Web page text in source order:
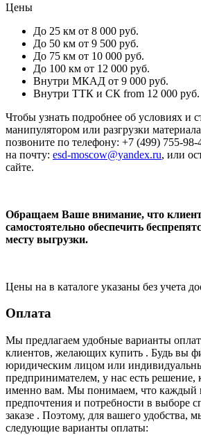
Цены
До 25 км от 8 000 руб.
До 50 км от 9 500 руб.
До 75 км от 10 000 руб.
До 100 км от 12 000 руб.
Внутри МКАД от 9 000 руб.
Внутри ТТК и СК from 12 000 руб.
Чтобы узнать подробнее об условиях и
манипулятором или разгрузки
позвоните по телефону: +7 (499) 755-98-
на почту: esd-moscow@yandex.ru, или
сайте.
Обращаем Ваше внимание, что
самостоятельно обеспечить
месту выгрузки.
Цены на в каталоге указаны без учета
Оплата
Мы предлагаем удобные варианты
клиентов, желающих купить . Будь вы
юридическим лицом или
предпринимателем, у нас есть решение,
именно вам. Мы понимаем, что каждый
предпочтения и потребности в выборе
заказе . Поэтому, для вашего удобства,
следующие варианты оплаты: